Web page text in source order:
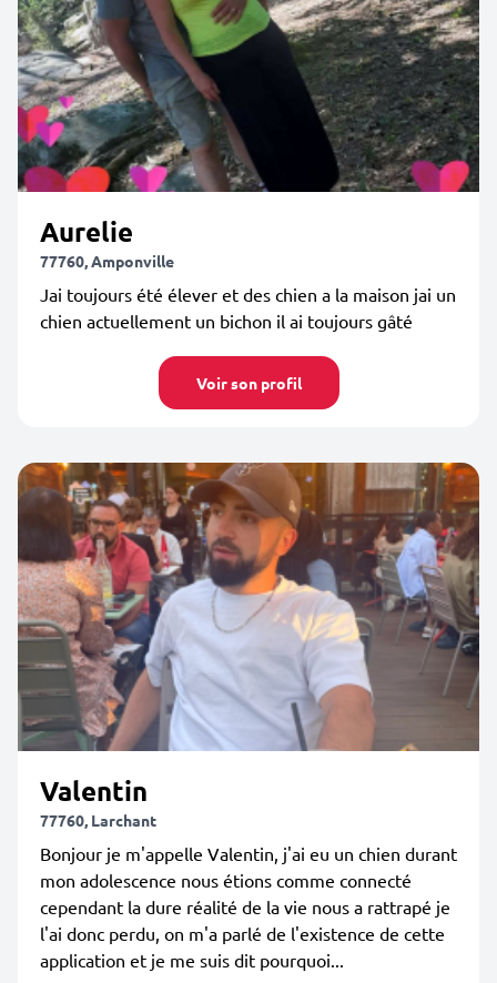
Aurelie
77760, Amponville
Jai toujours été élever et des chien a la maison jai un
chien actuellement un bichon il ai toujours gâté
Voir son profil
Valentin
77760, Larchant
Bonjour je m'appelle Valentin, j'ai eu un chien durant
mon adolescence nous étions comme connecté
cependant la dure réalité de la vie nous a rattrapé je
l'ai donc perdu, on m'a parlé de l'existence de cette
application et je me suis dit pourquoi...